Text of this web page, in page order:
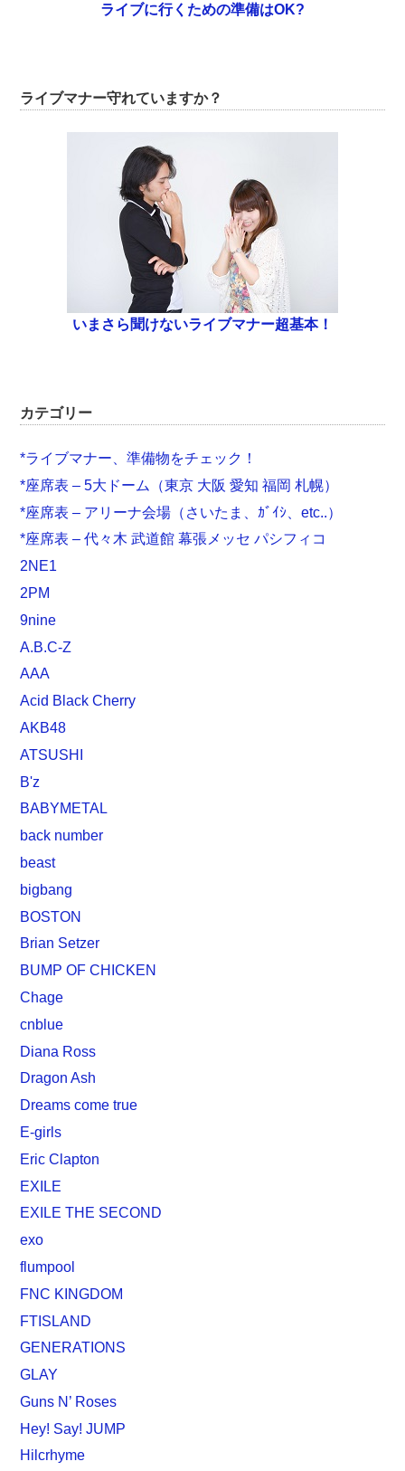
ライブに行くための準備はOK?
ライブマナー守れていますか？
いまさら聞けないライブマナー超基本！
カテゴリー
*ライブマナー、準備物をチェック！
*座席表 – 5大ドーム（東京 大阪 愛知 福岡 札幌）
*座席表 – アリーナ会場（さいたま、ｶﾞｲｼ、etc..）
*座席表 – 代々木 武道館 幕張メッセ パシフィコ
2NE1
2PM
9nine
A.B.C-Z
AAA
Acid Black Cherry
AKB48
ATSUSHI
B'z
BABYMETAL
back number
beast
bigbang
BOSTON
Brian Setzer
BUMP OF CHICKEN
Chage
cnblue
Diana Ross
Dragon Ash
Dreams come true
E-girls
Eric Clapton
EXILE
EXILE THE SECOND
exo
flumpool
FNC KINGDOM
FTISLAND
GENERATIONS
GLAY
Guns N’ Roses
Hey! Say! JUMP
Hilcrhyme